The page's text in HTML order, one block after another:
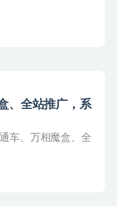
、全站推广，系
车、万相魔盒、全